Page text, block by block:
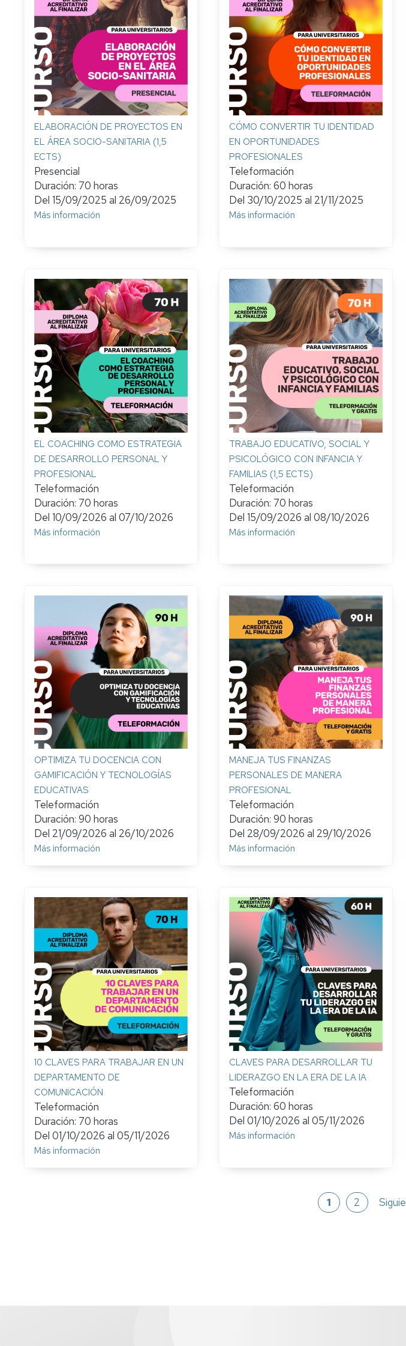
entorno
R&D
INTERNSHIP
UNITA
OUT
ELABORACIÓN DE PROYECTOS EN
EL ÁREA SOCIO-SANITARIA (1,5
ECTS)
Presencial
Duración: 70 horas
Del 15/09/2025 al 26/09/2025
Más información
CÓMO CONVERTIR TU IDENTIDAD
EN OPORTUNIDADES
PROFESIONALES
Teleformación
Duración: 60 horas
Del 30/10/2025 al 21/11/2025
Más información
EL COACHING COMO ESTRATEGIA
DE DESARROLLO PERSONAL Y
PROFESIONAL
Teleformación
Duración: 70 horas
Del 10/09/2026 al 07/10/2026
Más información
TRABAJO EDUCATIVO, SOCIAL Y
PSICOLÓGICO CON INFANCIA Y
FAMILIAS (1,5 ECTS)
Teleformación
Duración: 70 horas
Del 15/09/2026 al 08/10/2026
Más información
OPTIMIZA TU DOCENCIA CON
GAMIFICACIÓN Y TECNOLOGÍAS
EDUCATIVAS
Teleformación
Duración: 90 horas
Del 21/09/2026 al 26/10/2026
Más información
MANEJA TUS FINANZAS
PERSONALES DE MANERA
PROFESIONAL
Teleformación
Duración: 90 horas
Del 28/09/2026 al 29/10/2026
Más información
10 CLAVES PARA TRABAJAR EN UN
DEPARTAMENTO DE
COMUNICACIÓN
Teleformación
Duración: 70 horas
Del 01/10/2026 al 05/11/2026
Más información
CLAVES PARA DESARROLLAR TU
LIDERAZGO EN LA ERA DE LA IA
Teleformación
Duración: 60 horas
Del 01/10/2026 al 05/11/2026
Más información
Página
1 Página
2